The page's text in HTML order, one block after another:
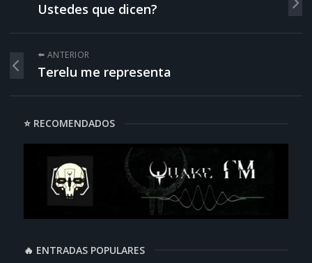
Ustedes que dicen?
⬅️ ANTERIOR
Terelu me representa
⭐ RECOMENDADOS
🔥 ENTRADAS POPULARES